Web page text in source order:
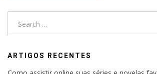
ARTIGOS RECENTES